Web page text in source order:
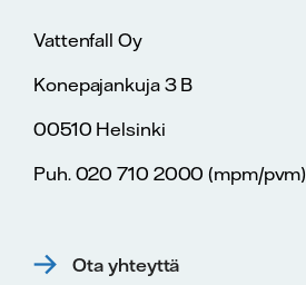
Vattenfall Oy
Konepajankuja 3 B
00510 Helsinki
Puh. 020 710 2000 (mpm/pvm)
Ota yhteyttä